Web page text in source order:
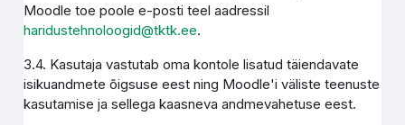
Moodle toe poole e-posti teel aadressil
haridustehnoloogid@tktk.ee.
3.4. Kasutaja vastutab oma kontole lisatud täiendavate
isikuandmete õigsuse eest ning Moodle'i väliste teenuste
kasutamise ja sellega kaasneva andmevahetuse eest.